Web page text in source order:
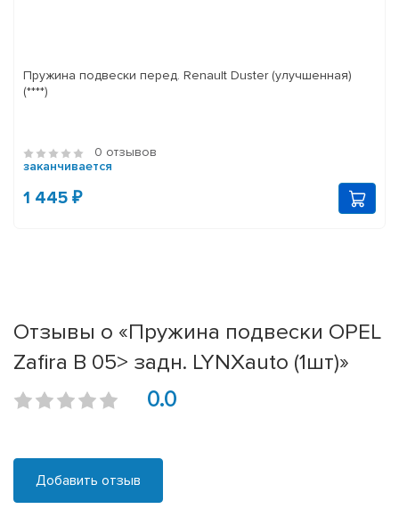
Пружина подвески перед. Renault Duster (улучшенная)
(****)
0 отзывов
заканчивается
1 445 ₽
Отзывы о «Пружина подвески OPEL
Zafira B 05> задн. LYNXauto (1шт)»
0.0
Добавить отзыв